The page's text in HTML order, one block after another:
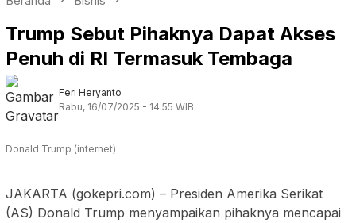
Trump Sebut Pihaknya Dapat Akses
Penuh di RI Termasuk Tembaga
Feri Heryanto
Rabu, 16/07/2025 - 14:55 WIB
Donald Trump (internet)
JAKARTA (gokepri.com) – Presiden Amerika Serikat
(AS) Donald Trump menyampaikan pihaknya mencapai